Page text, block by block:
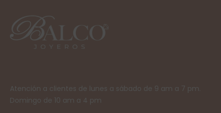
Atención a clientes de lunes a sábado de 9 am a 7 pm.
Domingo de 10 am a 4 pm